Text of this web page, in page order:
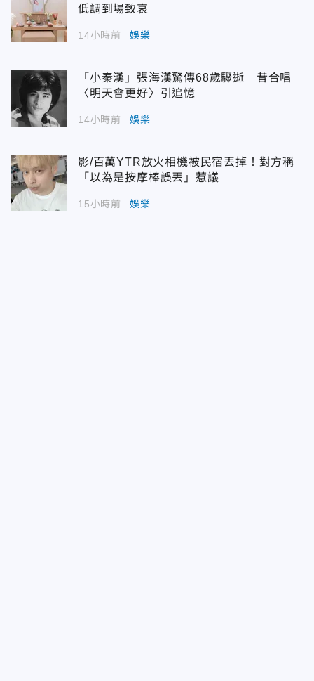
低調到場致哀
14小時前 娛樂
「小秦漢」張海漢驚傳68歲驟逝 昔合唱
〈明天會更好〉引追憶
14小時前 娛樂
影/百萬YTR放火相機被民宿丟掉！對方稱
「以為是按摩棒誤丟」惹議
15小時前 娛樂